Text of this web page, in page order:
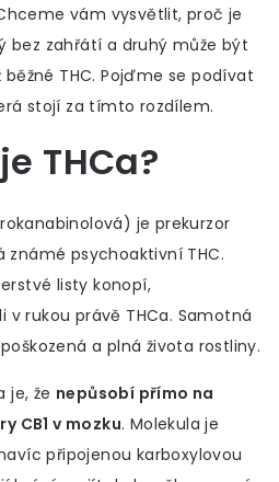
vám vysvětlit, proč je
bez zahřátí a druhý může být
THC. Pojďme se podívat
stojí za tímto rozdílem.
THCa?
je prekurzor
známé psychoaktivní THC.
listy konopí,
rukou právě THCa. Samotná
a plná života rostliny.
je, že nepůsobí přímo na
CB1 v mozku. Molekula je
připojenou karboxylovou